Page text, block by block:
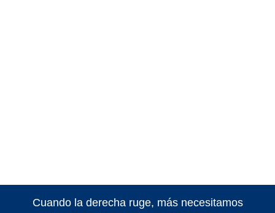
Cuando la derecha ruge, más necesitamos